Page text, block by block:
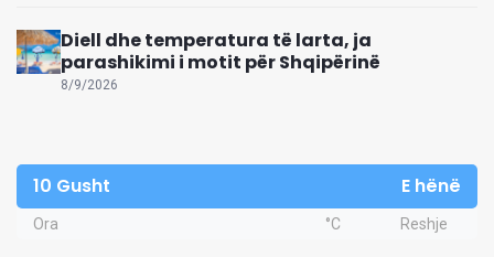
Diell dhe temperatura të larta, ja
parashikimi i motit për Shqipërinë
8/9/2026
10 Gusht E hënë
Ora °C Reshje